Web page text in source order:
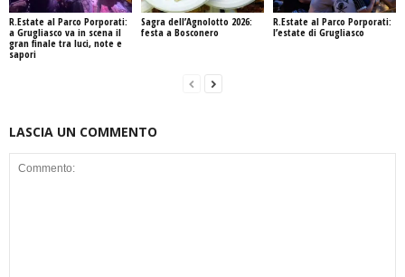
R.Estate al Parco Porporati:
a Grugliasco va in scena il
gran finale tra luci, note e
sapori
Sagra dell’Agnolotto 2026:
festa a Bosconero
R.Estate al Parco Porporati:
l’estate di Grugliasco
LASCIA UN COMMENTO